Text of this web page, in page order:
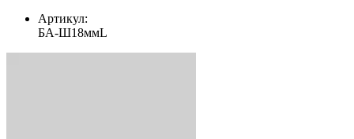
Артикул:
БА-Ш18ммL